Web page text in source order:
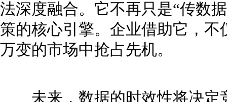
法深度融合。它不再只是“传数
策的核心引擎。企业借助它，
万变的市场中抢占先机。
未来，数据的时效性将决定